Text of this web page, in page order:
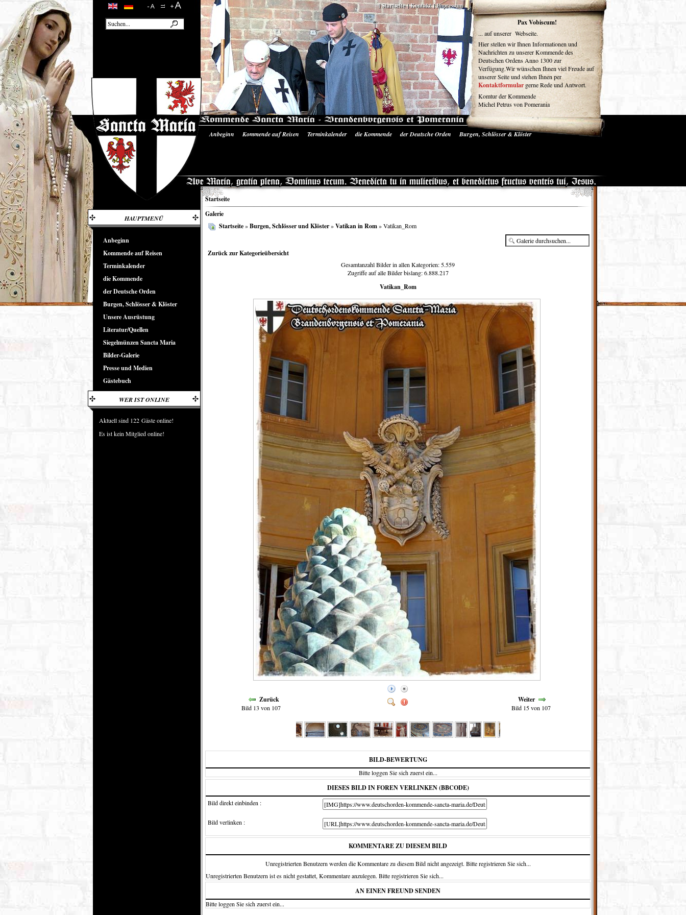
Impressum
Kontakt
Startseite
Pax Vobiscum!
... auf unserer Webseite.
Hier stellen wir Ihnen Informationen und
Nachrichten zu unserer Kommende des
Deutschen Ordens Anno 1300 zur
Verfügung.Wir wünschen Ihnen viel Freude auf
unserer Seite und stehen Ihnen per
Kontaktformular gerne Rede und Antwort.
Komtur der Kommende
Michel Petrus von Pomerania
Anbeginn Kommende auf Reisen Terminkalender die Kommende der Deutsche Orden
Burgen, Schlösser & Klöster
Startseite
HAUPTMENÜ
Anbeginn
Kommende auf Reisen
Terminkalender
die Kommende
der Deutsche Orden
Burgen, Schlösser & Klöster
Unsere Ausrüstung
Literatur/Quellen
Siegelmünzen Sancta Maria
Bilder-Galerie
Presse und Medien
Gästebuch
WER IST ONLINE
Aktuell sind 122 Gäste online!
Es ist kein Mitglied online!
Galerie
Startseite»Burgen, Schlösser und Klöster»Vatikan in Rom» Vatikan_Rom
Zurück zur Kategorieübersicht
Gesamtanzahl Bilder in allen Kategorien: 5.559
Zugriffe auf alle Bilder bislang: 6.888.217
Vatikan_Rom
Zurück
Bild 13 von 107
Weiter
Bild 15 von 107
BILD-BEWERTUNG
Bitte loggen Sie sich zuerst ein...
DIESES BILD IN FOREN VERLINKEN (BBCODE)
Bild direkt einbinden :
Bild verlinken :
KOMMENTARE ZU DIESEM BILD
Unregistrierten Benutzern werden die Kommentare zu diesem Bild nicht angezeigt. Bitte registrieren Sie sich...
Unregistrierten Benutzern ist es nicht gestattet, Kommentare anzulegen. Bitte registrieren Sie sich...
AN EINEN FREUND SENDEN
Bitte loggen Sie sich zuerst ein...